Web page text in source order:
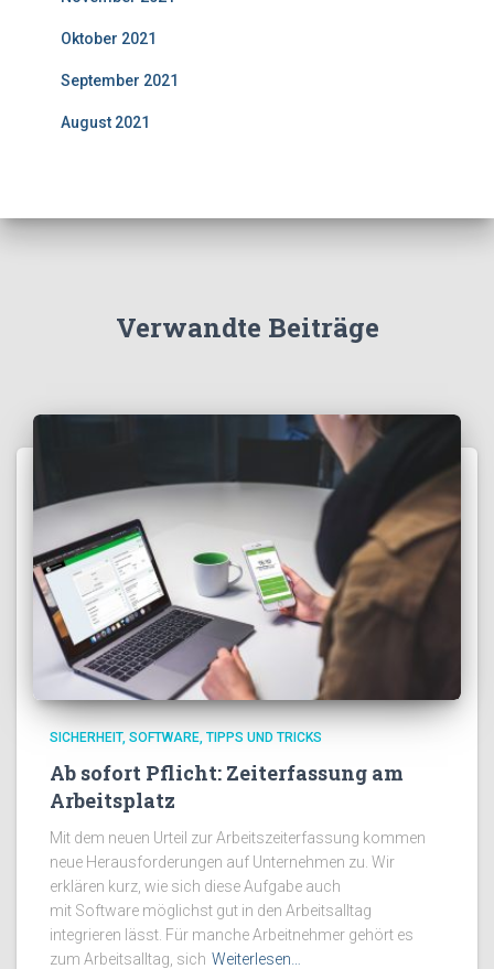
Oktober 2021
September 2021
August 2021
Verwandte Beiträge
SICHERHEIT SOFTWARE TIPPS UND TRICKS
Ab sofort Pflicht: Zeiterfassung am
Arbeitsplatz
Mit dem neuen Urteil zur Arbeitszeiterfassung kommen
neue Herausforderungen auf Unternehmen zu. Wir
erklären kurz, wie sich diese Aufgabe auch
mit Software möglichst gut in den Arbeitsalltag
integrieren lässt. Für manche Arbeitnehmer gehört es
zum Arbeitsalltag, sich Weiterlesen…